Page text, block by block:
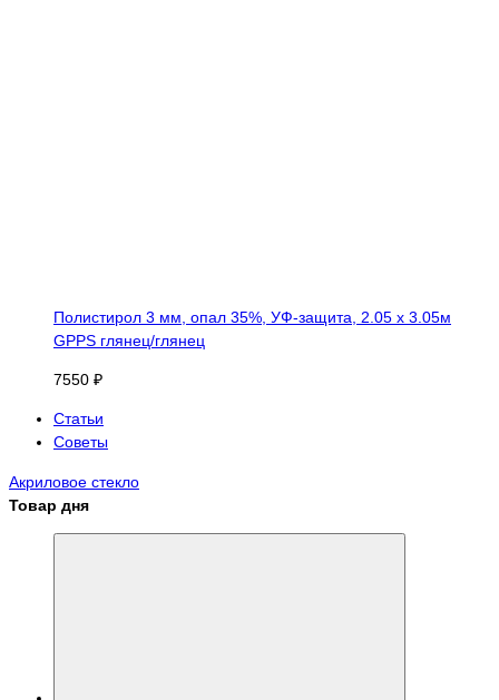
Полистирол 3 мм, опал 35%, УФ-защита, 2.05 х 3.05м
GPPS глянец/глянец
7550 ₽
Статьи
Советы
Акриловое стекло
Товар дня